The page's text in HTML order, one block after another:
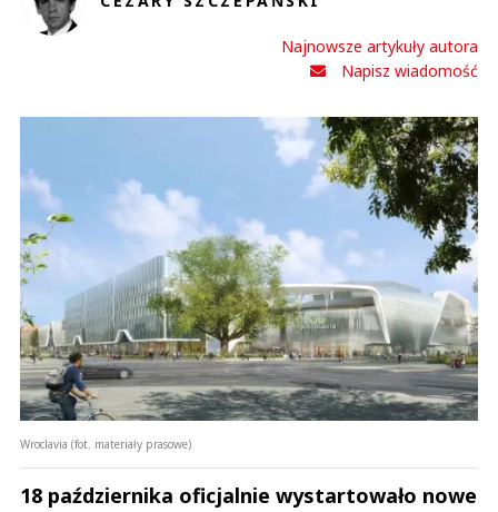
Najnowsze artykuły autora
Napisz wiadomość
Wroclavia (fot. materiały prasowe)
18 października oficjalnie wystartowało nowe